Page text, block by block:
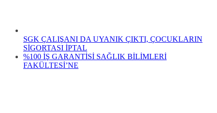
SGK ÇALIŞANI DA UYANIK ÇIKTI, ÇOCUKLARIN
SİGORTASI İPTAL
%100 İŞ GARANTİSİ SAĞLIK BİLİMLERİ
FAKÜLTESİ’NE